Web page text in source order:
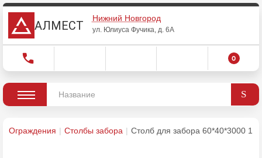
АЛМЕСТ
Нижний Новгород
ул. Юлиуса Фучика, д. 6А
0
Ограждения Столбы забора Столб для забора 60*40*3000